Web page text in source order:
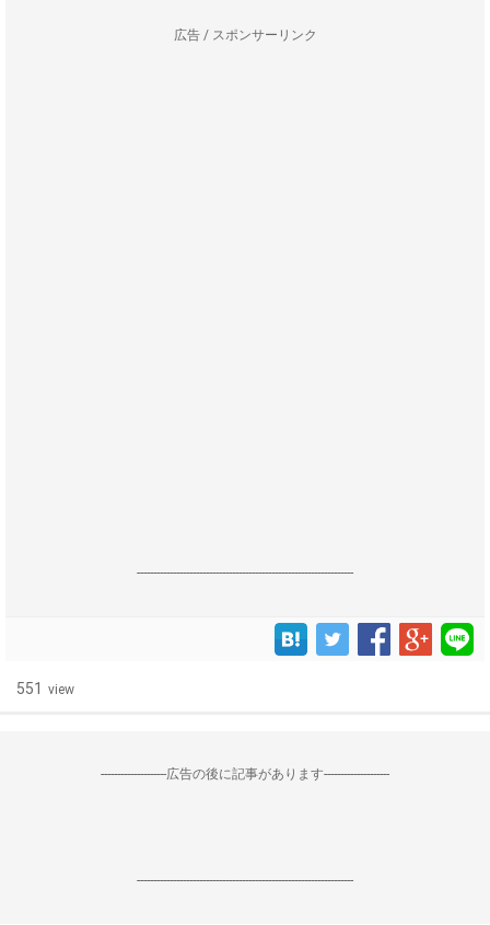
広告 / スポンサーリンク
------------------------------------------------------------------
551 view
--------------------広告の後に記事があります--------------------
------------------------------------------------------------------